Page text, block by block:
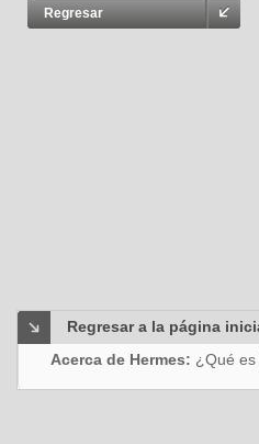
Regresar
Regresar a la página
Acerca de Hermes: ¿Qué es